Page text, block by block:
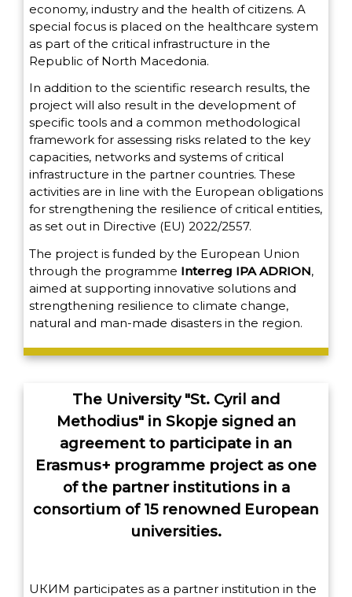
economy, industry and the health of citizens. A
special focus is placed on the healthcare system
as part of the critical infrastructure in the
Republic of North Macedonia.
In addition to the scientific research results, the
project will also result in the development of
specific tools and a common methodological
framework for assessing risks related to the key
capacities, networks and systems of critical
infrastructure in the partner countries. These
activities are in line with the European obligations
for strengthening the resilience of critical entities,
as set out in Directive (EU) 2022/2557.
The project is funded by the European Union
through the programme Interreg IPA ADRION,
aimed at supporting innovative solutions and
strengthening resilience to climate change,
natural and man-made disasters in the region.
The University "St. Cyril and
Methodius" in Skopje signed an
agreement to participate in an
Erasmus+ programme project as one
of the partner institutions in a
consortium of 15 renowned European
universities.
UКИМ participates as a partner institution in the